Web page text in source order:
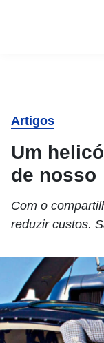
Artigos
Um
de nosso
Com o
reduzir custos.